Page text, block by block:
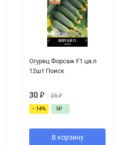
Огурец Форсаж F1 цв.п
12шт Поиск
30 ₽ 35₽
- 14% 5₽
В корзину